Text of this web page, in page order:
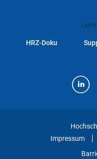
HRZ-Doku
Impressum